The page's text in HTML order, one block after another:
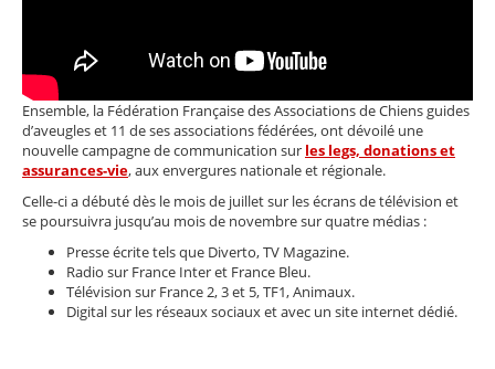
Ensemble, la Fédération Française des Associations de Chiens guides
d’aveugles et 11 de ses associations fédérées, ont dévoilé une
nouvelle campagne de communication sur les legs, donations et
assurances-vie, aux envergures nationale et régionale.
Celle-ci a débuté dès le mois de juillet sur les écrans de télévision et
se poursuivra jusqu’au mois de novembre sur quatre médias :
Presse écrite tels que Diverto, TV Magazine.
Radio sur France Inter et France Bleu.
Télévision sur France 2, 3 et 5, TF1, Animaux.
Digital sur les réseaux sociaux et avec un site internet dédié.